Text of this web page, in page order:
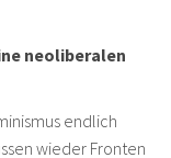
neoliberalen
endlich
wieder Fronten